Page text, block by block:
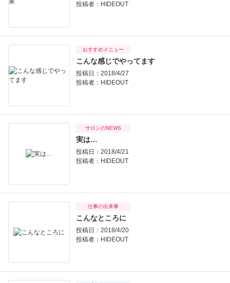
投稿者： HIDEOUT
おすすめメニュー
こんな感じでやってます
投稿日：2018/4/27
投稿者： HIDEOUT
サロンのNEWS
実は…
投稿日：2018/4/21
投稿者： HIDEOUT
仕事の出来事
こんなところに
投稿日：2018/4/20
投稿者： HIDEOUT